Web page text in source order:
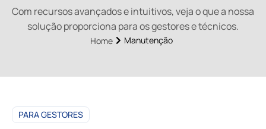
Com recursos avançados e intuitivos, veja o que a nossa
solução proporciona para os gestores e técnicos.
Home Manutenção
PARA GESTORES